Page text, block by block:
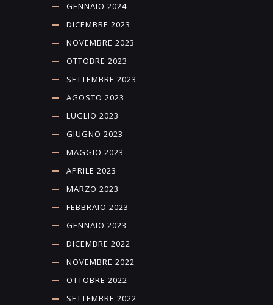
GENNAIO 2024
DICEMBRE 2023
NOVEMBRE 2023
OTTOBRE 2023
SETTEMBRE 2023
AGOSTO 2023
LUGLIO 2023
GIUGNO 2023
MAGGIO 2023
APRILE 2023
MARZO 2023
FEBBRAIO 2023
GENNAIO 2023
DICEMBRE 2022
NOVEMBRE 2022
OTTOBRE 2022
SETTEMBRE 2022